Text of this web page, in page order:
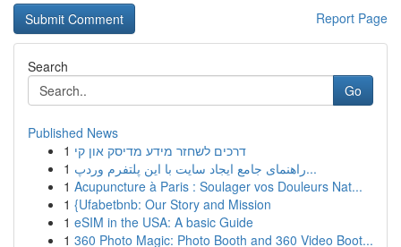
Report Page
Search
Go
Published News
1 דרכים לשחזר מידע מדיסק און קי
1
راهنمای جامع ایجاد سایت با این پلتفرم وردپ...
1 Acupuncture à Paris : Soulager vos Douleurs Nat...
1 {Ufabetbnb: Our Story and Mission
1 eSIM in the USA: A basic Guide
1 360 Photo Magic: Photo Booth and 360 Video Boot...